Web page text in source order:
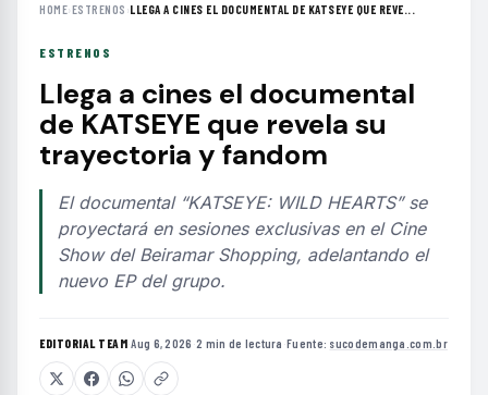
HOME›ESTRENOS ›LLEGA A CINES EL DOCUMENTAL DE KATSEYE QUE REVE...
ESTRENOS
Llega a cines el documental
de KATSEYE que revela su
trayectoria y fandom
El documental “KATSEYE: WILD HEARTS” se
proyectará en sesiones exclusivas en el Cine
Show del Beiramar Shopping, adelantando el
nuevo EP del grupo.
EDITORIAL TEAM·Aug 6, 2026 ·2 min de lectura ·Fuente: sucodemanga.com.br